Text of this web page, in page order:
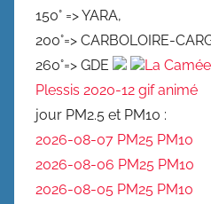
150° => YARA,
200°=> CARBOLOIRE-
260°=> GDE
La
Plessis 2020-12 gif animé
jour PM2.5 et PM10 :
2026-08-07 PM25 PM10
2026-08-06 PM25 PM10
2026-08-05 PM25 PM10